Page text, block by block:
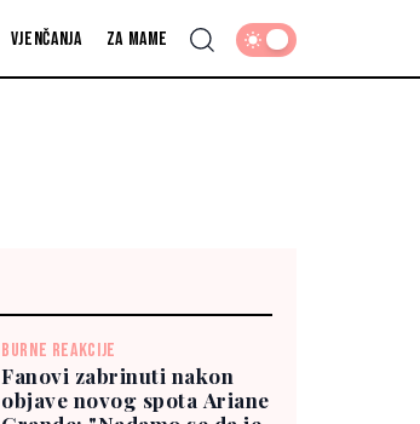
Vjenčanja Za mame
BURNE REAKCIJE
Fanovi zabrinuti nakon
objave novog spota Ariane